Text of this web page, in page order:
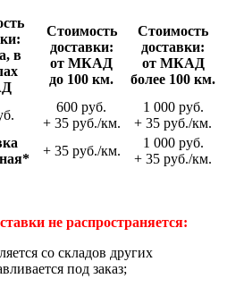
в
Стои­мость
доставки:
от МКАД
до 100 км.
Стои­мость
доставки:
от МКАД
более 100 км.
600 руб.
+ 35 руб./км.
1 000 руб.
+ 35 руб./км.
+ 35 руб./км.
1 000 руб.
+ 35 руб./км.
не распространяется:
со складов других
под заказ;